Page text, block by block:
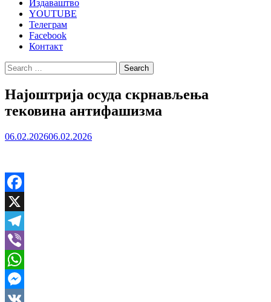
Издаваштво
YOUTUBE
Телеграм
Facebook
Контакт
Search
for:
Најоштрија осуда скрнављења
тековина антифашизма
06.02.202606.02.2026
Facebook
X
Telegram
Viber
WhatsApp
Messenger